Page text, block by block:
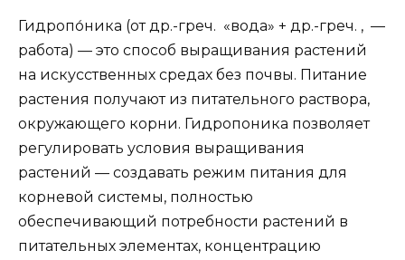
Гидропо́ника (от др.-греч. «вода» + др.-греч. , —
работа) — это способ выращивания растений
на искусственных средах без почвы. Питание
растения получают из питательного раствора,
окружающего корни. Гидропоника позволяет
регулировать условия выращивания
растений — создавать режим питания для
корневой системы, полностью
обеспечивающий потребности растений в
питательных элементах, концентрацию